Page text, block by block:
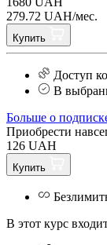
279.72 UAH/мес.
Купить
Доступ
В
Больше о
Приобрести
126 UAH
Купить
В этот курс